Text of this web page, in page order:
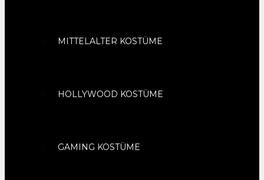
MITTELALTER KOSTÜME
HOLLYWOOD KOSTÜME
GAMING KOSTÜME